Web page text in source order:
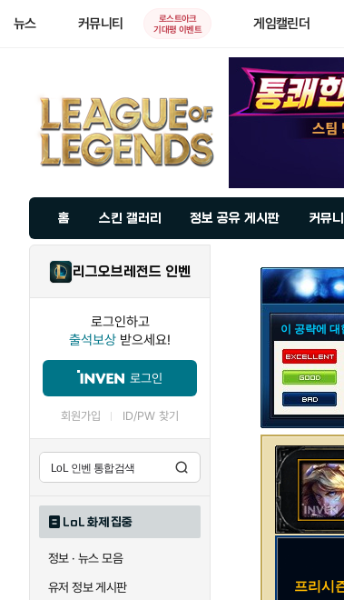
뉴스 커뮤니티
로스트아크
기대평 이벤트
게임캘린더
홈 스킨 갤러리 정보 공유 게시판 커뮤
리그오브레전드 인벤
로그인하고
출석보상 받으세요!
로그인
회원가입 ID/PW 찾기
LoL 화제 집중
정보 · 뉴스 모음
유저 정보 게시판
이 공략에
프리시